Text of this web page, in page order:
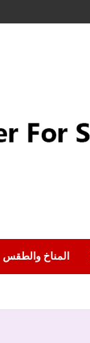
المناخ والطقس